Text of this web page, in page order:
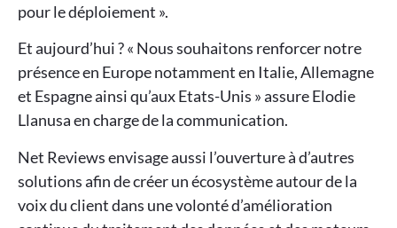
pour le déploiement ».
Et aujourd’hui ? « Nous souhaitons renforcer notre
présence en Europe notamment en Italie, Allemagne
et Espagne ainsi qu’aux Etats-Unis » assure Elodie
Llanusa en charge de la communication.
Net Reviews envisage aussi l’ouverture à d’autres
solutions afin de créer un écosystème autour de la
voix du client dans une volonté d’amélioration